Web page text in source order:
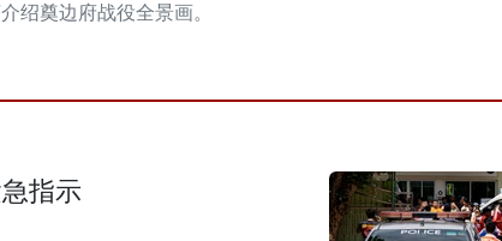
绍奠边府战役全景画。
指示